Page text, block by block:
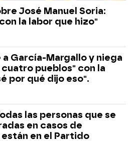
José Manuel Soria:
la labor que hizo"
García-Margallo y niega
pueblos" con la
por qué dijo eso".
las personas que se
en casos de
en el Partido